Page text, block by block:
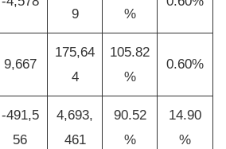
9
%
9,667
175,64
4
105.82
%
0.60%
-491,5
56
4,693,
461
90.52
%
14.90
%